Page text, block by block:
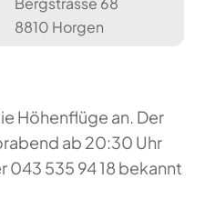
8810 Horgen
Höhenflüge an. Der
ab 20:30 Uhr
043 535 94 18 bekannt